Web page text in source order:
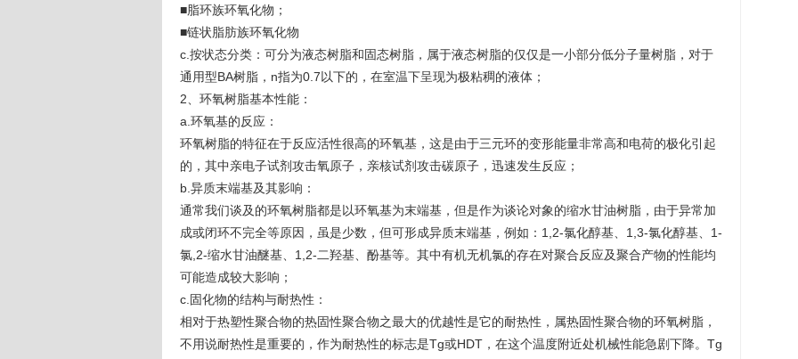
■脂环族环氧化物；
■链状脂肪族环氧化物
c.按状态分类：可分为液态树脂和固态树脂，属于液态树脂的仅仅是一小部分低分子量树脂，对于
通用型BA树脂，n指为0.7以下的，在室温下呈现为极粘稠的液体；
2、环氧树脂基本性能：
a.环氧基的反应：
环氧树脂的特征在于反应活性很高的环氧基，这是由于三元环的变形能量非常高和电荷的极化引起
的，其中亲电子试剂攻击氧原子，亲核试剂攻击碳原子，迅速发生反应；
b.异质末端基及其影响：
通常我们谈及的环氧树脂都是以环氧基为末端基，但是作为谈论对象的缩水甘油树脂，由于异常加
成或闭环不完全等原因，虽是少数，但可形成异质末端基，例如：1,2-氯化醇基、1,3-氯化醇基、1-
氯,2-缩水甘油醚基、1,2-二羟基、酚基等。其中有机无机氯的存在对聚合反应及聚合产物的性能均
可能造成较大影响；
c.固化物的结构与耐热性：
相对于热塑性聚合物的热固性聚合物之最大的优越性是它的耐热性，属热固性聚合物的环氧树脂，
不用说耐热性是重要的，作为耐热性的标志是Tg或HDT，在这个温度附近处机械性能急剧下降。Tg